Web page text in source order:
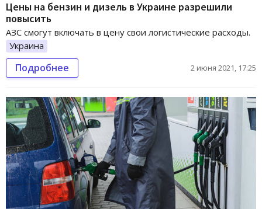
Цены на бензин и дизель в Украине разрешили
повысить
АЗС смогут включать в цену свои логистические расходы.
Украина
Подробнее 2 июня 2021, 17:25